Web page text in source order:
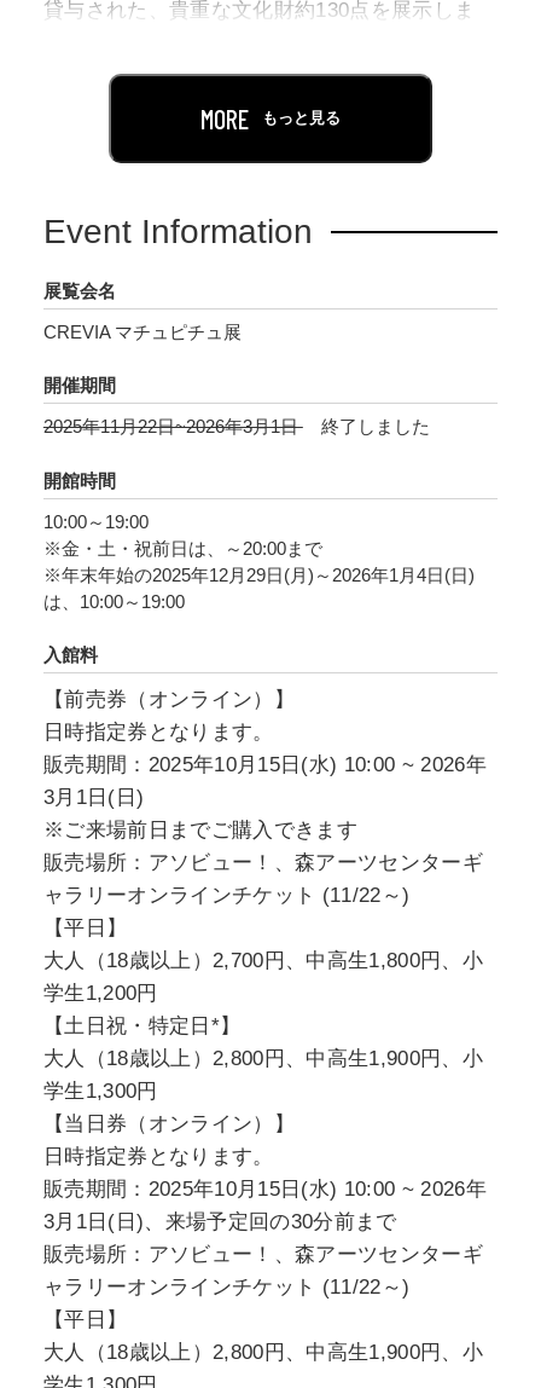
貸与された、貴重な文化財約130点を展示しま
や、神殿儀式で用いられた祭具など、国外初公
開を含む貴重な資料を通じて古代アンデス文明
ク」の冒険を軸に展開される壮大な物語ととも
ます。
ス2世とその時代にまつわるエジプトの至宝約
180点を展示し、大きな注目を集める「ラムセス
ュースするNEONの歴史エキシビジョンの第2弾
は「マチュピチュ」。今なお多くの謎を秘め
た、天空都市マチュピチュと、南米ペルーを中
心に栄えた古代アンデス文明を、圧倒的な演出
MORE もっと見る
Event Information
展覧会名
CREVIA マチュピチュ展
開催期間
2025年11月22日~2026年3月1日
終了しました
開館時間
10:00～19:00
※金・土・祝前日は、～20:00まで
※年末年始の2025年12月29日(月)～2026年1月4日(日)
は、10:00～19:00
入館料
【前売券（オンライン）】
日時指定券となります。
販売期間：2025年10月15日(水) 10:00 ~ 2026年
3月1日(日)
※ご来場前日までご購入できます
販売場所：アソビュー！、森アーツセンターギ
ャラリーオンラインチケット (11/22～)
【平日】
大人（18歳以上）2,700円、中高生1,800円、小
学生1,200円
【土日祝・特定日*】
大人（18歳以上）2,800円、中高生1,900円、小
学生1,300円
【当日券（オンライン）】
日時指定券となります。
販売期間：2025年10月15日(水) 10:00 ~ 2026年
3月1日(日)、来場予定回の30分前まで
販売場所：アソビュー！、森アーツセンターギ
ャラリーオンラインチケット (11/22～)
【平日】
大人（18歳以上）2,800円、中高生1,900円、小